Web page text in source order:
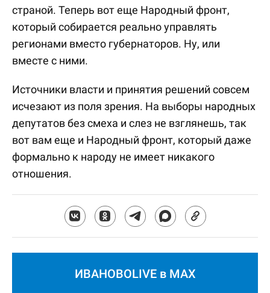
страной. Теперь вот еще Народный фронт,
который собирается реально управлять
регионами вместо губернаторов. Ну, или
вместе с ними.
Источники власти и принятия решений совсем
исчезают из поля зрения. На выборы народных
депутатов без смеха и слез не взглянешь, так
вот вам еще и Народный фронт, который даже
формально к народу не имеет никакого
отношения.
ИВАНОВОLIVE в MAX